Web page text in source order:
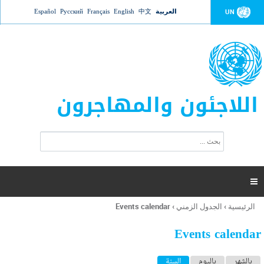
Jump to navigation UN العربية 中文
English
Français
Русский
Español
اللاجئون والمهاجرون
ت
ر
ل
ح
ب

أنت
هنا
الرئيسية › الجدول الزمني ›
Events calendar
Events calendar